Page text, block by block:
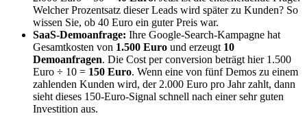
Welcher Prozentsatz dieser Leads wird später zu Kunden? So
wissen Sie, ob 40 Euro ein guter Preis war.
SaaS-Demoanfrage: Ihre Google-Search-Kampagne hat
Gesamtkosten von 1.500 Euro und erzeugt 10
Demoanfragen. Die Cost per conversion beträgt hier 1.500
Euro ÷ 10 = 150 Euro. Wenn eine von fünf Demos zu einem
zahlenden Kunden wird, der 2.000 Euro pro Jahr zahlt, dann
sieht dieses 150-Euro-Signal schnell nach einer sehr guten
Investition aus.